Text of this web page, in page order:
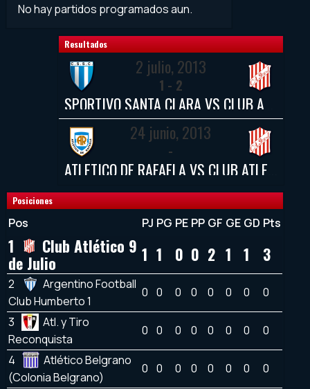
No hay partidos programados aun.
Resultados
2 julio, 2013
1 - 2
SPORTIVO SANTA CLARA VS CLUB ATLÉTICO 9 DE JULIO
24 junio, 2013
-
Posiciones
Pos PJ PG PE PP GF GE GD Pts
1 Club Atlético 9
de Julio 1 1 0 0 2 1 1 3
2
Argentino Football
Club Humberto 1
0 0 0 0 0 0 0
0
3
Atl. y Tiro
Reconquista
0 0 0 0 0 0 0
0
4
Atlético Belgrano
(Colonia Belgrano)
0 0 0 0 0 0 0
0